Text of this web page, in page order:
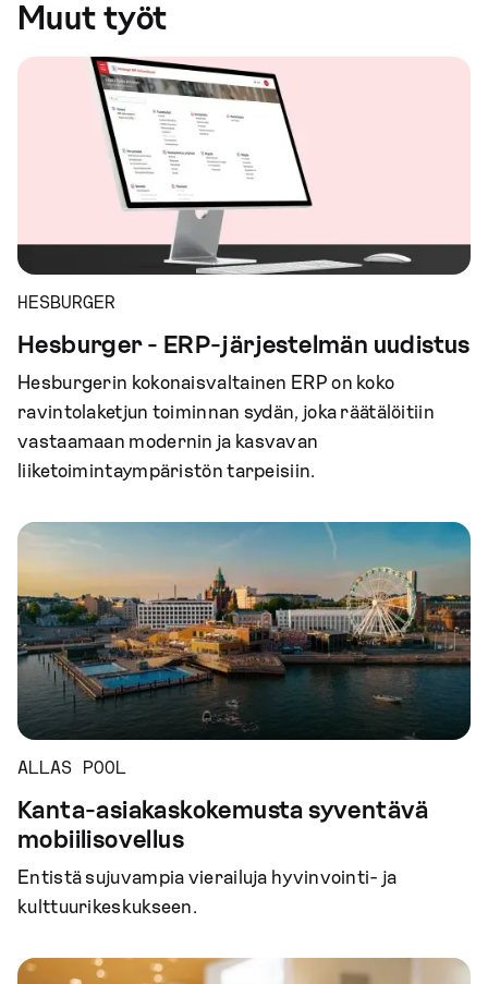
Muut työt
HESBURGER
Hesburger - ERP-järjestelmän uudistus
Hesburgerin kokonaisvaltainen ERP on koko
ravintolaketjun toiminnan sydän, joka räätälöitiin
vastaamaan modernin ja kasvavan
liiketoimintaympäristön tarpeisiin.
ALLAS POOL
Kanta-asiakaskokemusta syventävä
mobiilisovellus
Entistä sujuvampia vierailuja hyvinvointi- ja
kulttuurikeskukseen.